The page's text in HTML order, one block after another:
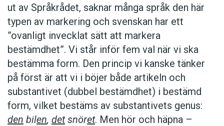
ut av Språkrådet, saknar många språk den här
typen av markering och svenskan har ett
”ovanligt invecklat sätt att markera
bestämdhet”. Vi står inför fem val när vi ska
bestämma form. Den princip vi kanske tänker
på först är att vi i böjer både artikeln och
substantivet (dubbel bestämdhet) i bestämd
form, vilket bestäms av substantivets genus:
den bilen, detsnöret. Men hör och häpna –